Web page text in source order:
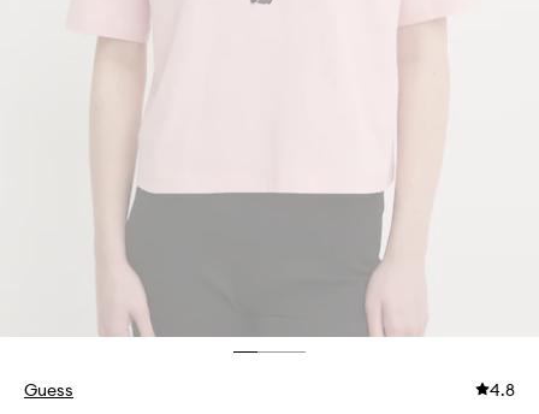
Guess 4.8